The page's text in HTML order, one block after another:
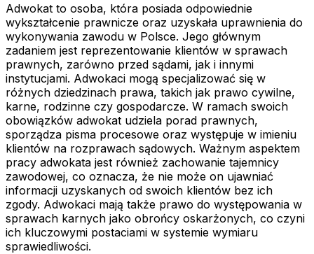
Adwokat to osoba, która posiada odpowiednie
wykształcenie prawnicze oraz uzyskała uprawnienia do
wykonywania zawodu w Polsce. Jego głównym
zadaniem jest reprezentowanie klientów w sprawach
prawnych, zarówno przed sądami, jak i innymi
instytucjami. Adwokaci mogą specjalizować się w
różnych dziedzinach prawa, takich jak prawo cywilne,
karne, rodzinne czy gospodarcze. W ramach swoich
obowiązków adwokat udziela porad prawnych,
sporządza pisma procesowe oraz występuje w imieniu
klientów na rozprawach sądowych. Ważnym aspektem
pracy adwokata jest również zachowanie tajemnicy
zawodowej, co oznacza, że nie może on ujawniać
informacji uzyskanych od swoich klientów bez ich
zgody. Adwokaci mają także prawo do występowania w
sprawach karnych jako obrońcy oskarżonych, co czyni
ich kluczowymi postaciami w systemie wymiaru
sprawiedliwości.